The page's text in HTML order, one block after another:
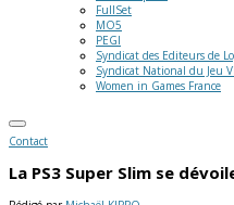
FullSet
MO5
PEGI
Syndicat des Editeurs de
Syndicat National du Jeu
Women in Games France
Contact
La PS3 Super Slim se